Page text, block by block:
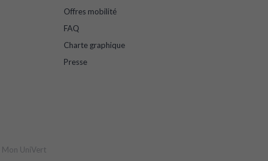
Offres mobilité
FAQ
Charte graphique
Presse
Mon UniVert